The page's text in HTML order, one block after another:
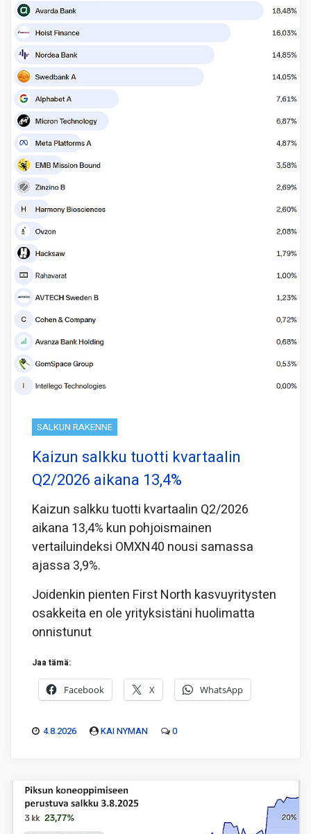
SALKUN RAKENNE
Kaizun salkku tuotti kvartaalin
Q2/2026 aikana 13,4%
Kaizun salkku tuotti kvartaalin Q2/2026
aikana 13,4% kun pohjoismainen
vertailuindeksi OMXN40 nousi samassa
ajassa 3,9%.
Joidenkin pienten First North kasvuyritysten
osakkeita en ole yrityksistäni huolimatta
onnistunut
Jaa tämä:
Facebook X WhatsApp
4.8.2026 KAI NYMAN 0